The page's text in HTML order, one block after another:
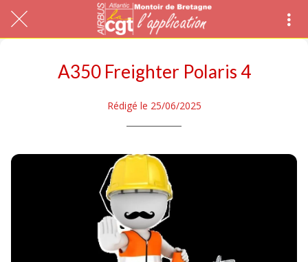
A350 Freighter Polaris 4
Rédigé le 25/06/2025